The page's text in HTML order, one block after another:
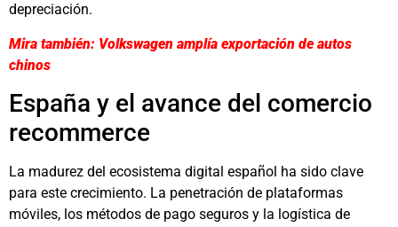
depreciación.
Mira también: Volkswagen amplía exportación de autos
chinos
España y el avance del comercio
recommerce
La madurez del ecosistema digital español ha sido clave
para este crecimiento. La penetración de plataformas
móviles, los métodos de pago seguros y la logística de